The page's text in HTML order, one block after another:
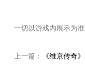
一切以游戏内展示为准
上一篇：
《维京传奇